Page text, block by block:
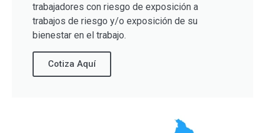
trabajadores con riesgo de exposición a
trabajos de riesgo y/o exposición de su
bienestar en el trabajo.
Cotiza Aquí